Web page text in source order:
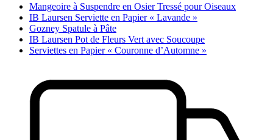
Mangeoire à Suspendre en Osier Tressé pour Oiseaux
IB Laursen Serviette en Papier « Lavande »
Gozney Spatule à Pâte
IB Laursen Pot de Fleurs Vert avec Soucoupe
Serviettes en Papier « Couronne d’Automne »